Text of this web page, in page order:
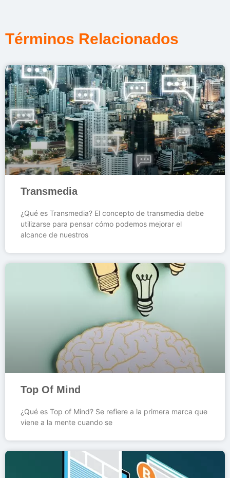
Términos Relacionados
Transmedia
¿Qué es Transmedia? El concepto de transmedia debe
utilizarse para pensar cómo podemos mejorar el
alcance de nuestros
Top Of Mind
¿Qué es Top of Mind? Se refiere a la primera marca que
viene a la mente cuando se